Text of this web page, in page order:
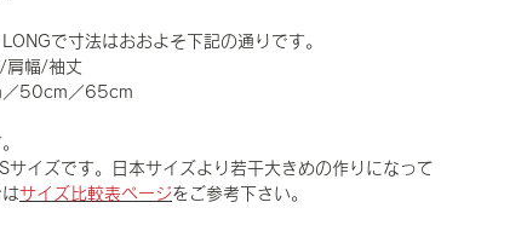
で寸法はおおよそ下記の通りです。
肩幅/袖丈
50cm／65cm
サイズです。日本サイズより若干大きめの作りになって
サイズ比較表ページをご参考下さい。